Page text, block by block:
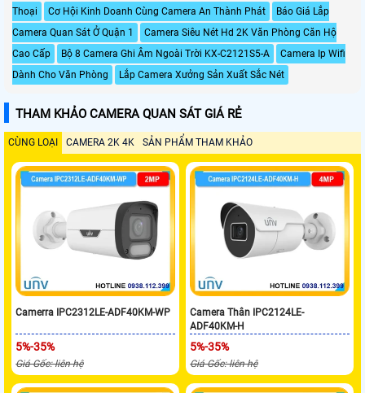
Thoại Cơ Hội Kinh Doanh Cùng Camera An Thành Phát
Báo Giá Lắp
Camera Quan Sát Ở Quận 1
Camera Siêu Nét Hd 2K Văn Phòng Căn Hộ
Cao Cấp
Bộ 8 Camera Ghi Âm Ngoài Trời KX-C2121S5-A
Camera Ip Wifi
Dành Cho Văn Phòng
Lắp Camera Xưởng Sản Xuất Sắc Nét
THAM KHẢO CAMERA QUAN SÁT GIÁ RẺ
CÙNG LOẠI CAMERA 2K 4K SẢN PHẨM THAM KHẢO
Camerra IPC2312LE-ADF40KM-WP
5%-35%
Giá Gốc: liên hệ
Camera Thân IPC2124LE-
ADF40KM-H
5%-35%
Giá Gốc: liên hệ